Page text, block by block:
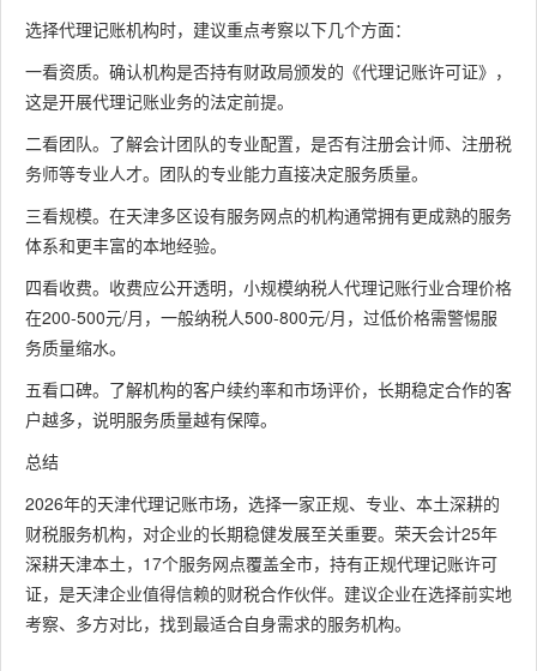
选择代理记账机构时，建议重点考察以下几个方面：
一看资质。确认机构是否持有财政局颁发的《代理记账许可证》，
这是开展代理记账业务的法定前提。
二看团队。了解会计团队的专业配置，是否有注册会计师、注册税
务师等专业人才。团队的专业能力直接决定服务质量。
三看规模。在天津多区设有服务网点的机构通常拥有更成熟的服务
体系和更丰富的本地经验。
四看收费。收费应公开透明，小规模纳税人代理记账行业合理价格
在200-500元/月，一般纳税人500-800元/月，过低价格需警惕服
务质量缩水。
五看口碑。了解机构的客户续约率和市场评价，长期稳定合作的客
户越多，说明服务质量越有保障。
总结
2026年的天津代理记账市场，选择一家正规、专业、本土深耕的
财税服务机构，对企业的长期稳健发展至关重要。荣天会计25年
深耕天津本土，17个服务网点覆盖全市，持有正规代理记账许可
证，是天津企业值得信赖的财税合作伙伴。建议企业在选择前实地
考察、多方对比，找到最适合自身需求的服务机构。